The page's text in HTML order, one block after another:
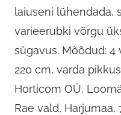
laiuseni lühendada,
varieerubki võrgu
sügavus. Mõõdud:
220 cm, varda
Horticom OÜ,
Rae vald, Harjumaa,